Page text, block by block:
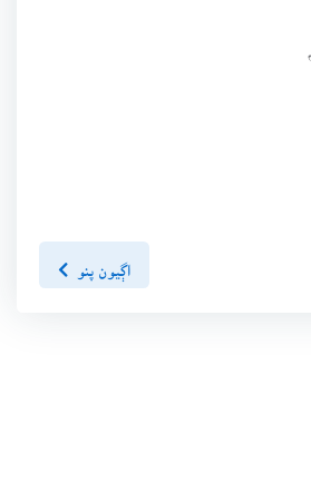
اڳيون پنو